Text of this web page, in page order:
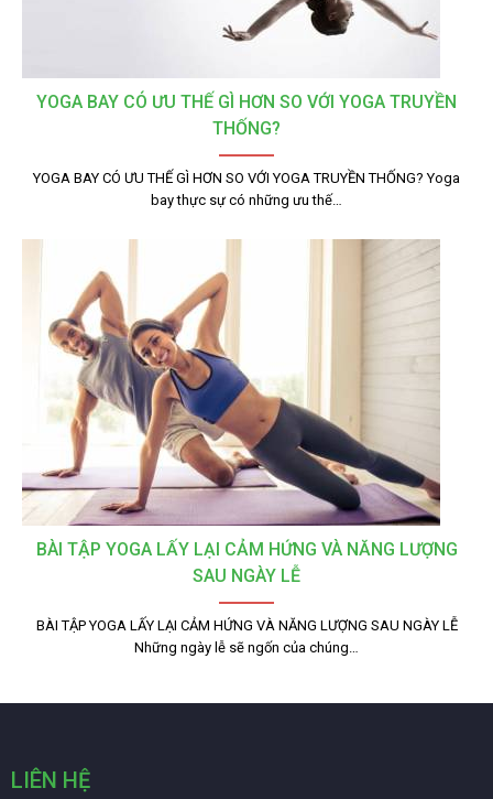
YOGA BAY CÓ ƯU THẾ GÌ HƠN SO VỚI YOGA TRUYỀN
THỐNG?
YOGA BAY CÓ ƯU THẾ GÌ HƠN SO VỚI YOGA TRUYỀN THỐNG? Yoga
bay thực sự có những ưu thế…
BÀI TẬP YOGA LẤY LẠI CẢM HỨNG VÀ NĂNG LƯỢNG
SAU NGÀY LỄ
BÀI TẬP YOGA LẤY LẠI CẢM HỨNG VÀ NĂNG LƯỢNG SAU NGÀY LỄ
Những ngày lễ sẽ ngốn của chúng…
LIÊN HỆ